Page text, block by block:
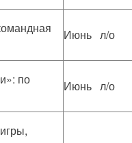
Июнь л/о
по
Июнь л/о